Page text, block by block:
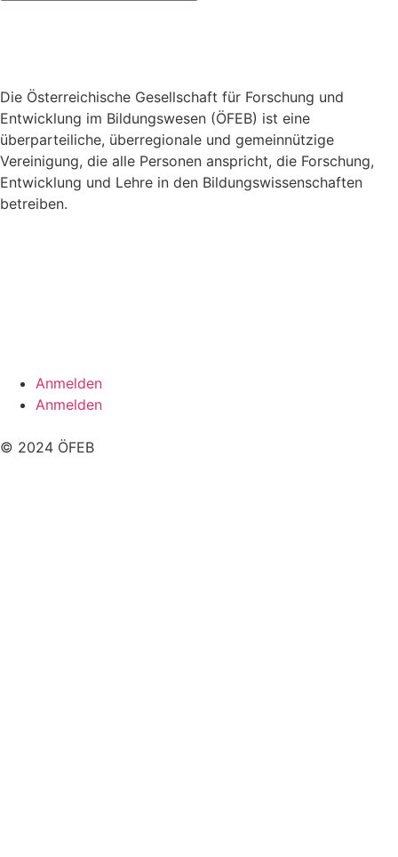
Die Österreichische Gesellschaft für Forschung und
Entwicklung im Bildungswesen (ÖFEB) ist eine
überparteiliche, überregionale und gemeinnützige
Vereinigung, die alle Personen anspricht, die Forschung,
Entwicklung und Lehre in den Bildungswissenschaften
betreiben.
Anmelden
Anmelden
© 2024 ÖFEB